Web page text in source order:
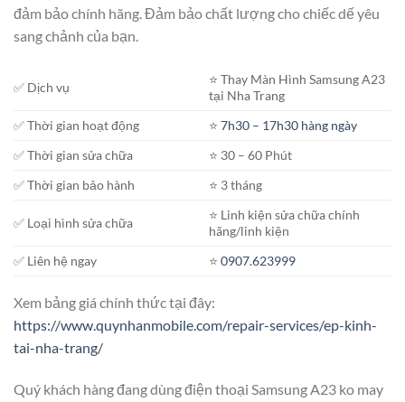
đảm bảo chính hãng. Đảm bảo chất lượng cho chiếc dế yêu
sang chảnh của bạn.
✅ Dịch vụ
⭐️ Thay Màn Hình Samsung A23
tại Nha Trang
✅ Thời gian hoạt động
⭐️7h30 – 17h30 hàng ngày
✅ Thời gian sửa chữa
⭐️ 30 – 60 Phút
✅ Thời gian bảo hành
⭐️ 3 tháng
✅ Loại hình sửa chữa
⭐️ Linh kiện sửa chữa chính
hãng/linh kiện
✅ Liên hệ ngay
⭐️0907.623999
Xem bảng giá chính thức tại đây:
https://www.quynhanmobile.com/repair-services/ep-kinh-
tai-nha-trang/
Quý khách hàng đang dùng điện thoại Samsung A23 ko may